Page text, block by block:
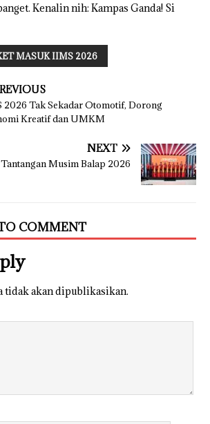
Kenalin nih: Kampas Ganda! Si
MASUK IIMS 2026
2026 Tak Sekadar Otomotif, Dorong
Kreatif dan UMKM
NEXT
Musim Balap 2026
COMMENT
tidak akan dipublikasikan.